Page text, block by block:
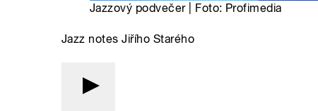
Jazzový podvečer | Foto: Profimedia
Jazz notes Jiřího Starého